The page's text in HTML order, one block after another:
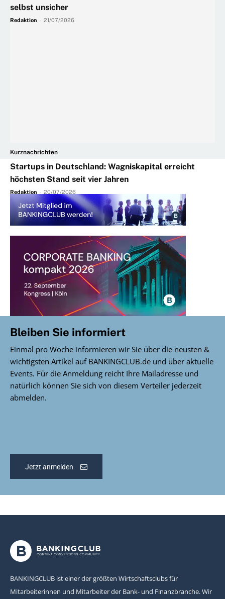
selbst unsicher
Redaktion 21/07/2026
Kurznachrichten
Startups in Deutschland: Wagniskapital erreicht
höchsten Stand seit vier Jahren
Redaktion - 20/07/2026
Bleiben Sie informiert
Einmal pro Woche informieren wir Sie über die neusten &
wichtigsten Artikel auf BANKINGCLUB.de und über aktuelle
Events. Für die Anmeldung reicht Ihre Mailadresse und
natürlich können Sie sich von diesem Verteiler jederzeit
abmelden.
Jetzt anmelden
BANKINGCLUB ist einer der größten Wirtschaftsclubs für
Mitarbeiterinnen und Mitarbeiter der Bank- und Finanzbranche. Wir